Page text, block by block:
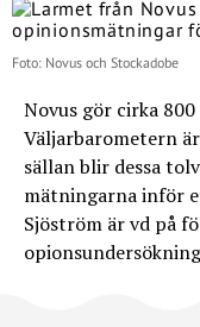
Foto: Novus och Stockadobe
Novus gör cirka
Väljarbarometern
sällan blir dessa
mätningarna inför
Sjöström är vd på